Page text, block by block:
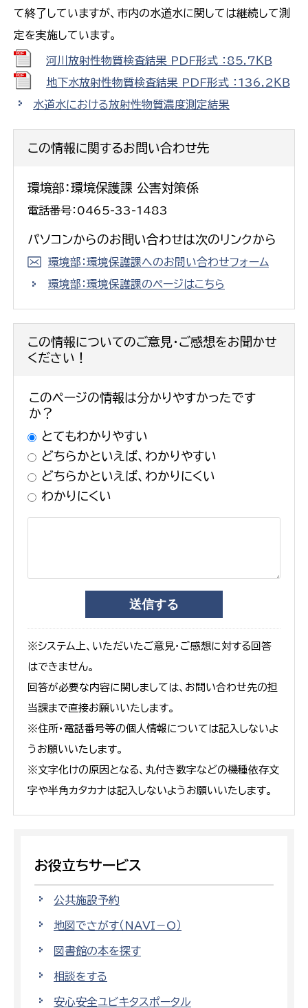
て終了していますが、市内の水道水に関しては継続して測
定を実施しています。
河川放射性物質検査結果 PDF形式 ：85.7ＫＢ
地下水放射性物質検査結果 PDF形式 ：136.2ＫＢ
水道水における放射性物質濃度測定結果
この情報に関するお問い合わせ先
環境部：環境保護課 公害対策係
電話番号：0465-33-1483
パソコンからのお問い合わせは次のリンクから
環境部：環境保護課へのお問い合わせフォーム
環境部：環境保護課のページはこちら
この情報についてのご意見・ご感想をお聞かせ
ください！
このページの情報は分かりやすかったです
か？
とてもわかりやすい
どちらかといえば、わかりやすい
どちらかといえば、わかりにくい
わかりにくい
※システム上、いただいたご意見・ご感想に対する回答
はできません。
回答が必要な内容に関しましては、お問い合わせ先の担
当課まで直接お願いいたします。
※住所・電話番号等の個人情報については記入しないよ
うお願いいたします。
※文字化けの原因となる、丸付き数字などの機種依存文
字や半角カタカナは記入しないようお願いいたします。
お役立ちサービス
公共施設予約
地図でさがす（NAVI－O）
図書館の本を探す
相談をする
安心安全ユビキタスポータル